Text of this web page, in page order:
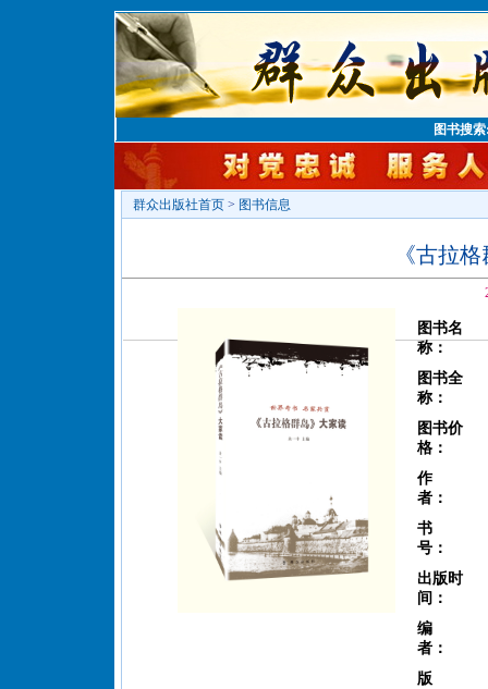
图书搜
群众出版社首页 > 图书信息
《古拉
图书名
称：
图书全
称：
图书价
格：
作
者：
书
号：
出版时
间：
编
者：
版